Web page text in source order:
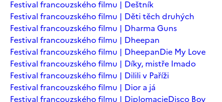
Festival francouzského filmu | Deštník
Festival francouzského filmu | Děti těch druhých
Festival francouzského filmu | Dharma Guns
Festival francouzského filmu | Dheepan
Festival francouzského filmu | DheepanDie My Love
Festival francouzského filmu | Díky, mistře Imado
Festival francouzského filmu | Dilili v Paříži
Festival francouzského filmu | Dior a já
Festival francouzského filmu | DiplomacieDisco Boy